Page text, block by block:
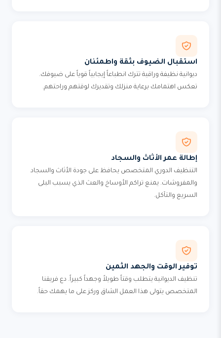
استقبال الضيوف بثقة واطمئنان
ديوانية نظيفة وراقية تترك انطباعاً إيجابياً قوياً على ضيوفك.
تعكس اهتمامك برعاية منزلك وتقديرك لوقتهم وراحتهم.
إطالة عمر الأثاث والسجاد
التنظيف الدوري المتخصص يحافظ على جودة الأثاث والسجاد
والمفروشات. يمنع تراكم الأوساخ والعث الذي يسبب البلى
السريع والتآكل.
توفير الوقت والجهد الثمين
تنظيف الديوانية يتطلب وقتاً طويلاً وجهداً كبيراً. دع فريقنا
المتخصص يتولى هذا العمل الشاق وركز على ما يهمك حقاً.